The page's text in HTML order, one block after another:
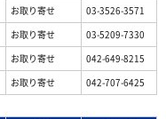
お取り寄せ
03-3526-3571
お取り寄せ
03-5209-7330
お取り寄せ
042-649-8215
お取り寄せ 042-707-6425